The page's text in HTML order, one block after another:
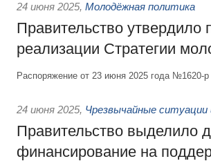
24 июня 2025, Молодёжная политика
Правительство утвердило
реализации Стратегии
Распоряжение от 23 июня 2025 года №1620-р
24 июня 2025, Чрезвычайные ситуации
Правительство выделило
финансирование на